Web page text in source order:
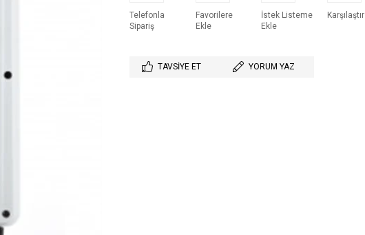
Telefonla
Sipariş
Favorilere
Ekle
İstek Listeme
Ekle
Karşılaştır
TAVSIYE ET YORUM YAZ